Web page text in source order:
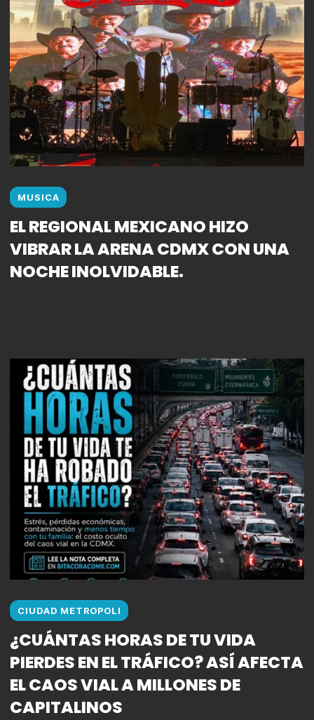
MUSICA
EL REGIONAL MEXICANO HIZO
VIBRAR LA ARENA CDMX CON UNA
NOCHE INOLVIDABLE.
CIUDAD METROPOLI
¿CUÁNTAS HORAS DE TU VIDA
PIERDES EN EL TRÁFICO? ASÍ AFECTA
EL CAOS VIAL A MILLONES DE
CAPITALINOS